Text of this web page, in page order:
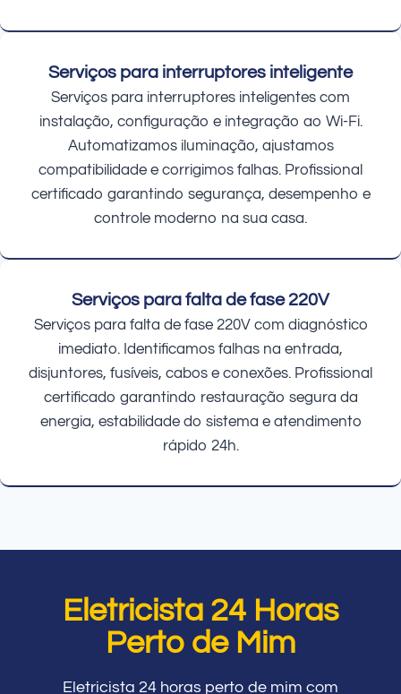
Serviços para interruptores inteligente
Serviços para interruptores inteligentes com
instalação, configuração e integração ao Wi-Fi.
Automatizamos iluminação, ajustamos
compatibilidade e corrigimos falhas. Profissional
certificado garantindo segurança, desempenho e
controle moderno na sua casa.
Serviços para falta de fase 220V
Serviços para falta de fase 220V com diagnóstico
imediato. Identificamos falhas na entrada,
disjuntores, fusíveis, cabos e conexões. Profissional
certificado garantindo restauração segura da
energia, estabilidade do sistema e atendimento
rápido 24h.
Eletricista 24 Horas
Perto de Mim
Eletricista 24 horas perto de mim com